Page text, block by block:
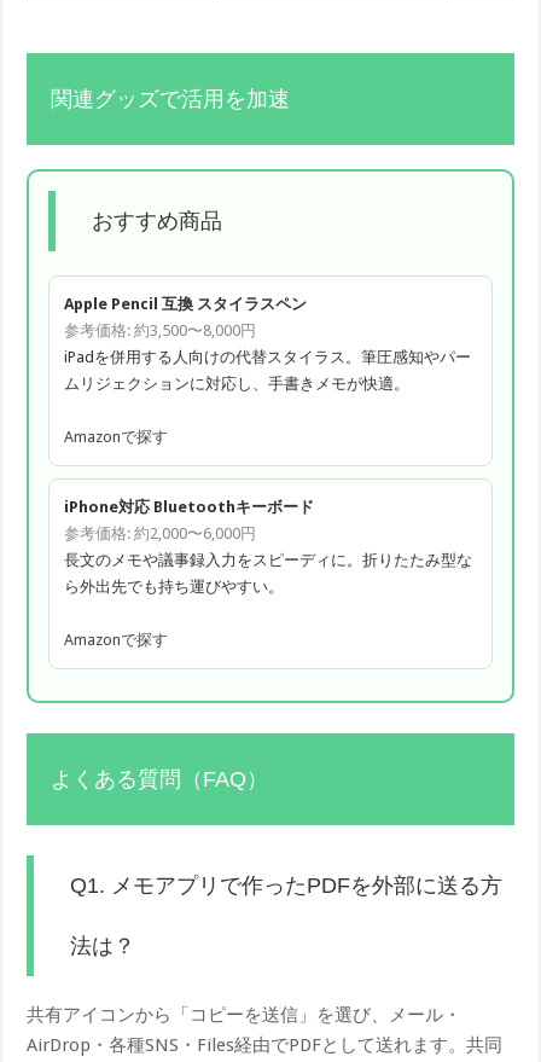
関連グッズで活用を加速
おすすめ商品
Apple Pencil 互換 スタイラスペン
参考価格: 約3,500〜8,000円
iPadを併用する人向けの代替スタイラス。筆圧感知やパー
ムリジェクションに対応し、手書きメモが快適。
Amazonで探す
iPhone対応 Bluetoothキーボード
参考価格: 約2,000〜6,000円
長文のメモや議事録入力をスピーディに。折りたたみ型な
ら外出先でも持ち運びやすい。
Amazonで探す
よくある質問（FAQ）
Q1. メモアプリで作ったPDFを外部に送る方
法は？
共有アイコンから「コピーを送信」を選び、メール・
AirDrop・各種SNS・Files経由でPDFとして送れます。共同